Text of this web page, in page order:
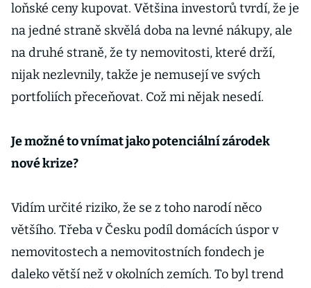
loňské ceny kupovat. Většina investorů tvrdí, že je
na jedné straně skvělá doba na levné nákupy, ale
na druhé straně, že ty nemovitosti, které drží,
nijak nezlevnily, takže je nemusejí ve svých
portfoliích přeceňovat. Což mi nějak nesedí.
Je možné to vnímat jako potenciální zárodek
nové krize?
Vidím určité riziko, že se z toho narodí něco
většího. Třeba v Česku podíl domácích úspor v
nemovitostech a nemovitostních fondech je
daleko větší než v okolních zemích. To byl trend